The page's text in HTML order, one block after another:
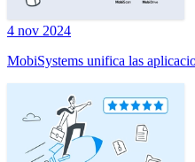
4 nov 2024
MobiSystems unifica las